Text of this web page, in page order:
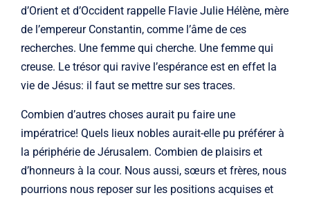
d’Orient et d’Occident rappelle Flavie Julie Hélène, mère
de l’empereur Constantin, comme l’âme de ces
recherches. Une femme qui cherche. Une femme qui
creuse. Le trésor qui ravive l’espérance est en effet la
vie de Jésus: il faut se mettre sur ses traces.
Combien d’autres choses aurait pu faire une
impératrice! Quels lieux nobles aurait-elle pu préférer à
la périphérie de Jérusalem. Combien de plaisirs et
d’honneurs à la cour. Nous aussi, sœurs et frères, nous
pourrions nous reposer sur les positions acquises et